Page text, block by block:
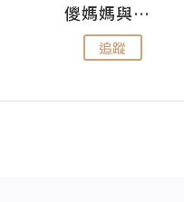
儍媽媽與兩隻小魔怪之家
追蹤